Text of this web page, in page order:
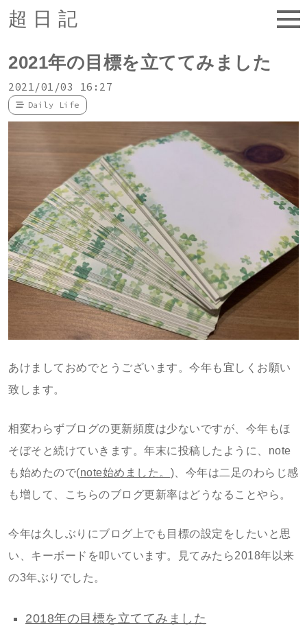
超日記
2021年の目標を立ててみました
2021/01/03 16:27
Daily Life
あけましておめでとうございます。今年も宜しくお願い
致します。
相変わらずブログの更新頻度は少ないですが、今年もほ
そぼそと続けていきます。年末に投稿したように、note
も始めたので(note始めました。 )、今年は二足のわらじ感
も増して、こちらのブログ更新率はどうなることやら。
今年は久しぶりにブログ上でも目標の設定をしたいと思
い、キーボードを叩いています。見てみたら2018年以来
の3年ぶりでした。
2018年の目標を立ててみました